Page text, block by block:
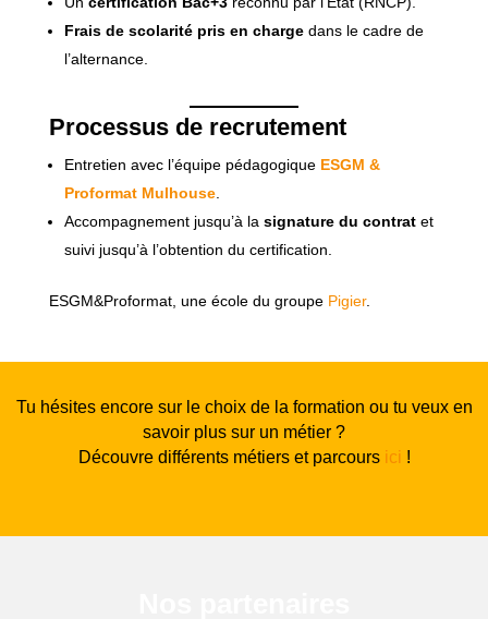
Frais de scolarité pris en chargedans le cadre de
l’alternance.
Processus de recrutement
Entretien avec l’équipe pédagogique ESGM &
Proformat Mulhouse.
Accompagnement jusqu’à la signature du contratet
suivi jusqu’à l’obtention du certification.
ESGM&Proformat, une école du groupe Pigier.
Tu hésites encore sur le choix de la formation ou tu veux en
savoir plus sur un métier ?
Découvre différents métiers et parcours ici !